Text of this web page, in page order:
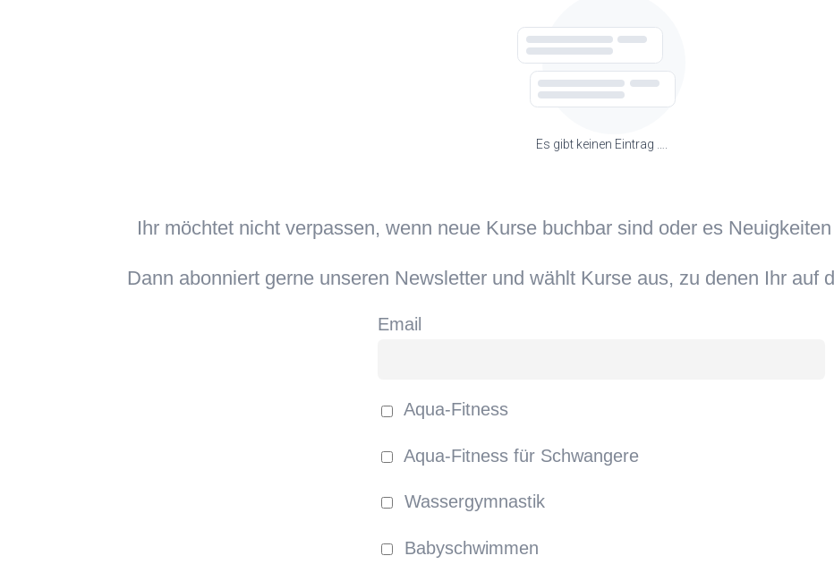
Es gibt keinen Eintrag ….
Ihr möchtet nicht verpassen, wenn neue Kurse buchbar sind oder es
Dann abonniert gerne unseren Newsletter und wählt Kurse aus, zu denen Ihr auf
Email
Aqua-Fitness
Aqua-Fitness für Schwangere
Wassergymnastik
Babyschwimmen